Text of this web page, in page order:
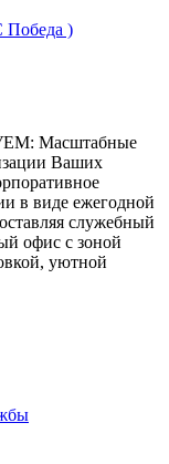
Победа )
Масштабные
Ваших
в виде ежегодной
служебный
офис с зоной
уютной